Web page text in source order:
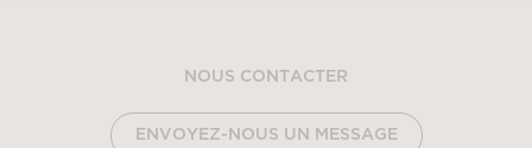
NOUS CONTACTER
ENVOYEZ-NOUS UN MESSAGE